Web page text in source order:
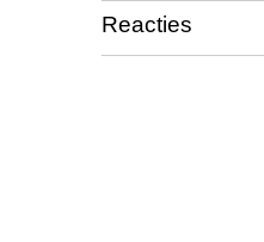
Reacties